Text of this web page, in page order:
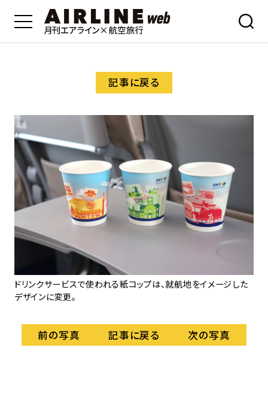
記事に戻る
ドリンクサービスで使われる紙コップは、就航地をイメージした
デザインに変更。
前の写真 記事に戻る 次の写真